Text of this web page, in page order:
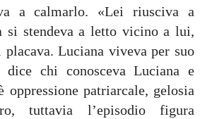
a calmarlo. «Lei riusciva a
si stendeva a letto vicino a lui,
Luciana viveva per suo
dice chi conosceva Luciana e
oppressione patriarcale, gelosia
tuttavia l’episodio figura